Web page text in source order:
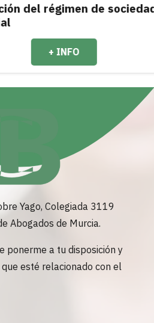
de sociedad
Yago, Colegiada 3119
Abogados de Murcia.
ponerme a tu disposición y
esté relacionado con el